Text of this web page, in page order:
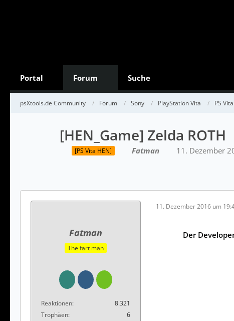
Portal Forum Suche
psXtools.de Community Forum Sony PlayStation Vita PS
[HEN_Game] Zelda ROTH
[PS Vita HEN] Fatman 11. Dezember
Fatman
The fart man
Reaktionen
8.321
Trophäen
6
11. Dezember 2016 um
Der